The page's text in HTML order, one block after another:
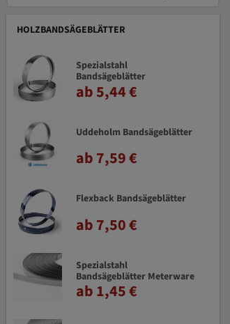
HOLZBANDSÄGEBLÄTTER
Spezialstahl
Bandsägeblätter
ab 5,44 €
Uddeholm Bandsägeblätter
ab 7,59 €
Flexback Bandsägeblätter
ab 7,50 €
Spezialstahl
Bandsägeblätter Meterware
ab 1,45 €